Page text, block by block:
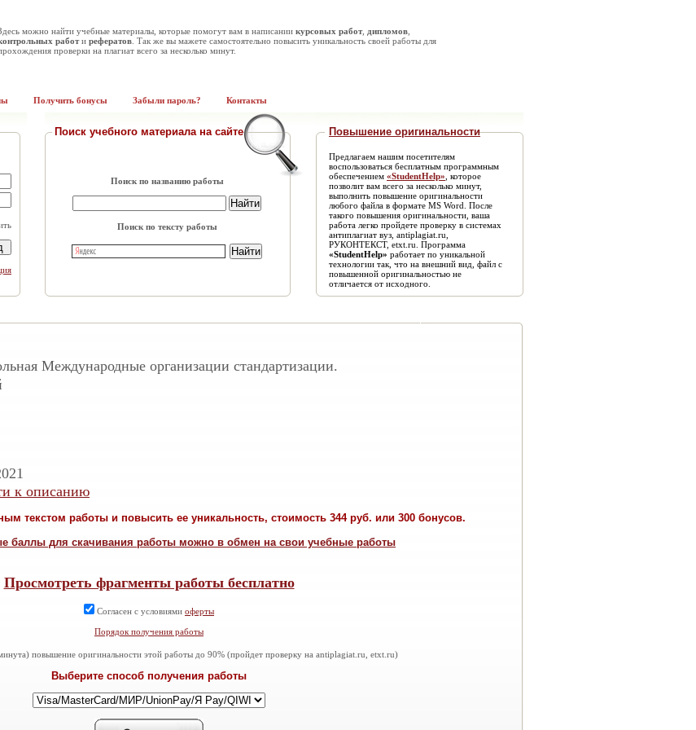
можно найти учебные материалы, которые помогут вам в написании курсовых работ, дипломов
работи рефератов . Так же вы мажете самостоятельно повысить уникальность своей работы для
проверки на плагиат всего за несколько минут.
Получить бонусы Забыли пароль? Контакты
Поиск учебного материала на сайте
Поиск по названию работы
Поиск по тексту работы
Повышение оригинальности
Предлагаем нашим посетителям
воспользоваться бесплатным программным
обеспечением «StudentHelp» , которое
позволит вам всего за несколько минут,
выполнить повышение оригинальности
любого файла в формате MS Word. После
такого повышения оригинальности, ваша
работа легко пройдете проверку в системах
антиплагиат вуз, antiplagiat.ru,
РУКОНТЕКСТ, etxt.ru. Программа
«StudentHelp» работает по уникальной
технологии так, что на внешний вид, файл с
повышенной оригинальностью не
отличается от исходного.
Международные организации стандартизации.
к описанию
текстом работы и повысить ее уникальность, стоимость 344 руб. или 300 бонусов.
баллы для скачивания работы можно в обмен на свои учебные работы
Просмотреть фрагменты работы бесплатно
Согласен с условиями оферты
Порядок получения работы
повышение оригинальности этой работы до 90% (пройдет проверку на antiplagiat.ru, etxt.ru)
Выберите способ получения работы